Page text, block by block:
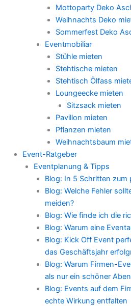
Mottoparty Deko
Weihnachts Deko
Sommerfest Deko
Eventmobiliar
Stühle mieten
Stehtische mieten
Stehtisch Ölfass
Loungeecke mieten
Sitzsack mieten
Pavillon mieten
Pflanzen mieten
Weihnachtsbaum
Event-Ratgeber
Eventplanung & Tipps
Blog: In 5 Schritten zum
Blog: Welche Fehler
meiden?
Blog: Wie finde ich die
Blog: Warum eine
Blog: Kick Off Event
das Geschäftsjahr
Blog: Warum Firmen-
als nur ein schöner
Blog: Events auf dem
echte Wirkung entfalten